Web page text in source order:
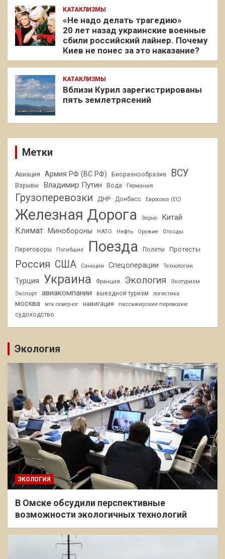
КАТАКЛИЗМЫ
«Не надо делать трагедию»
20 лет назад украинские военные
сбили российский лайнер. Почему
Киев не понес за это наказание?
КАТАКЛИЗМЫ
Вблизи Курил зарегистрированы
пять землетрясений
Метки
Авиация Армия РФ (ВС РФ) Биоразнообразие ВСУ
Взрывы Владимир Путин Вода Германия
Грузоперевозки ДНР Донбасс Евросоюз (ЕС)
Железная Дорога Зерно Китай
Климат Минобороны НАТО Нефть Оружие Отходы
Переговоры Погибшие Поезда Полеты Протесты
Россия США Санкции Спецоперации Технологии
Турция Украина Франция Экология
Экотуризм
Экспорт
авиакомпании выездной туризм логистика
москва мтк север-юг навигация
пассажирские перевозки
судоходство
Экология
ЭКОЛОГИЯ
В Омске обсудили перспективные
возможности экологичных технологий